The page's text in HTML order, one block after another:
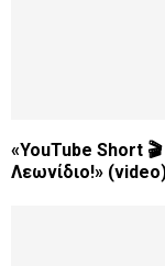
«YouTube Short
Λεωνίδιο!»